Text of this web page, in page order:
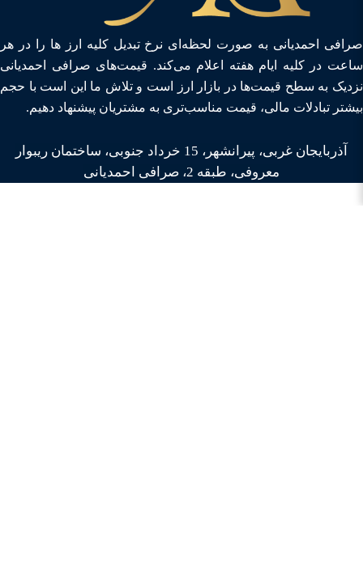
صرافی احمدیانی به صورت لحظه‌ای نرخ تبدیل کلیه ارز ها را در هر
ساعت در کلیه ایام هفته اعلام می‌کند. قیمت‌های صرافی احمدیانی
نزدیک به سطح قیمت‌ها در بازار ارز است و تلاش ما این است با حجم
بیشتر تبادلات مالی، قیمت مناسب‌تری به مشتریان پیشنهاد دهیم.
آذربایجان غربی، پیرانشهر،
15 خرداد جنوبی، ساختمان ریبوار
معروفی، طبقه 2، صرافی احمدیانی